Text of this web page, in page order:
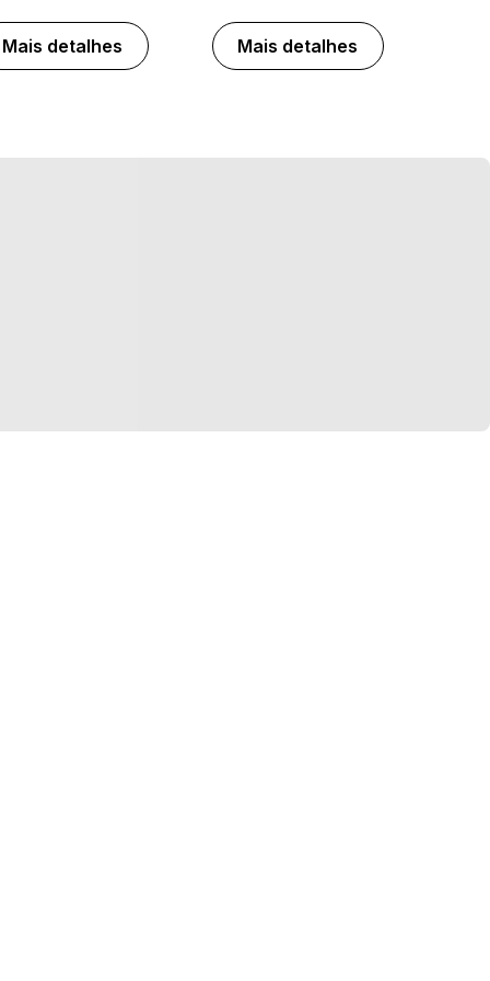
Mais detalhes Mais detalhes